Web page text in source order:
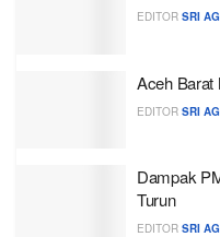
EDITOR SRI
Aceh Barat
EDITOR SRI
Dampak
Turun
EDITOR SRI